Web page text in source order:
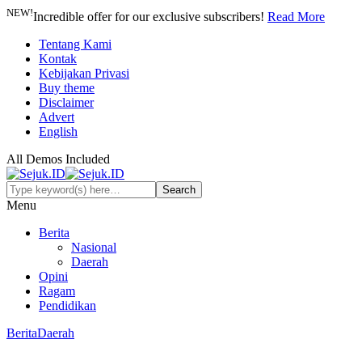
NEW!Incredible offer for our exclusive subscribers! Read More
Tentang Kami
Kontak
Kebijakan Privasi
Buy theme
Disclaimer
Advert
English
All Demos Included
Menu
Berita
Nasional
Daerah
Opini
Ragam
Pendidikan
BeritaDaerah